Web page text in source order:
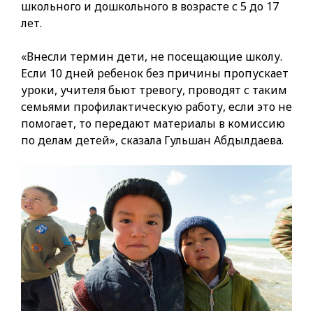
школьного и дошкольного в возрасте с 5 до 17
лет.
«Внесли термин дети, не посещающие школу.
Если 10 дней ребенок без причины пропускает
уроки, учителя бьют тревогу, проводят с таким
семьями профилактическую работу, если это не
помогает, то передают материалы в комиссию
по делам детей», сказала Гульшан Абдылдаева.